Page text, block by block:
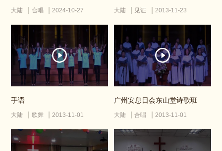
大陆 合唱 2024-10-27 大陆 见证 2013-11-23
手语
大陆 歌舞 2013-11-01
广州安息日会东山堂诗歌班
大陆 合唱 2013-11-01